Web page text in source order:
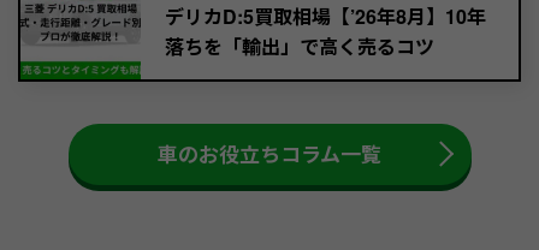
デリカD:5買取相場【’26年8月】10年
落ちを「輸出」で高く売るコツ
車のお役立ちコラム一覧